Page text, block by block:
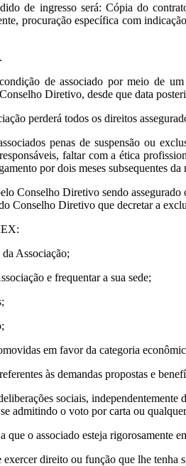
de ingresso será: Cópia do
procuração específica com
de associado por meio de
Diretivo, desde que data
perderá todos os direitos
penas de suspensão ou
faltar com a ética
por dois meses subsequentes
Conselho Diretivo sendo
Conselho Diretivo que decretar a
Associação;
e frequentar a sua sede;
em favor da categoria
às demandas propostas e
sociais,
admitindo o voto por carta ou
o associado esteja rigorosamente
direito ou função que lhe